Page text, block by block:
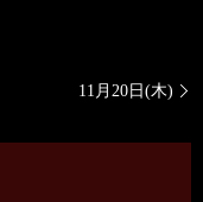
11月20日(木)